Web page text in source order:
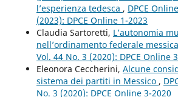
l’esperienza tedesca , DPCE
(2023): DPCE Online 1-2023
Claudia Sartoretti, L’autonomia
nell’ordinamento federale
Vol. 44 No. 3 (2020): DPCE Online
Eleonora Ceccherini, Alcune
sistema dei partiti in Messico ,
No. 3 (2020): DPCE Online 3-2020